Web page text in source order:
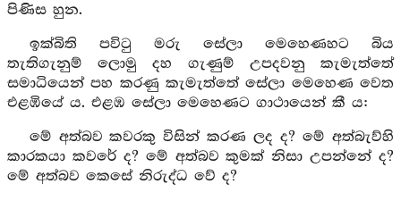
පිණිස හුන.
ඉක්බිති පවිටු මරු සේලා මෙහෙණහට බිය
තැතිගැනුම් ලොමු දහ ගැණුම් උපදවනු කැමැත්තේ
සමාධියෙන් පහ කරණු කැමැත්තේ සේලා මෙහෙණ වෙත
එළඹියේ ය. එළඹ සේලා මෙහෙණට ගාථායෙන් කී ය:
මේ අත්බව කවරකු විසින් කරණ ලද ද? මේ අත්බැව්හි
කාරකයා කවරේ ද? මේ අත්බව කුමක් නිසා උපන්නේ ද?
මේ අත්බව කෙසේ නිරුද්ධ වේ ද?